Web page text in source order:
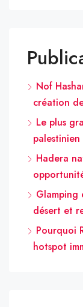
Nof
création
Le plus
Hadera
Glamping
désert et
Pourquoi
hotspot